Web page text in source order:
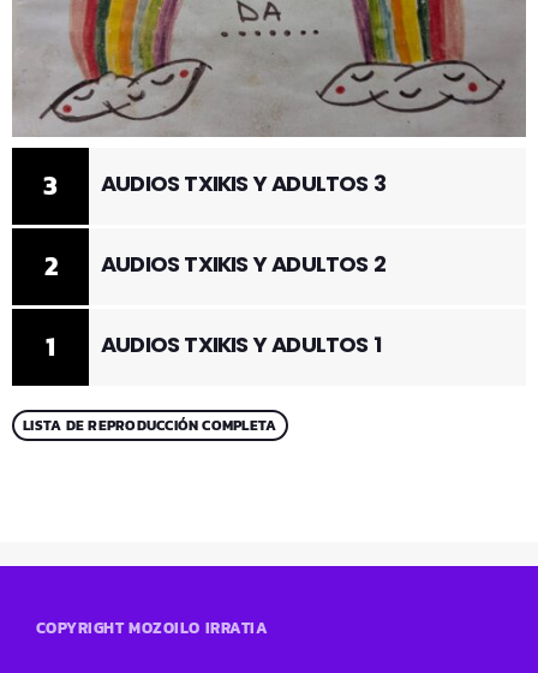
1 AUDIOS TXIKIS Y ADULTOS 1
2 AUDIOS TXIKIS Y ADULTOS 2
3 AUDIOS TXIKIS Y ADULTOS 3
LISTA DE REPRODUCCIÓN COMPLETA
COPYRIGHT MOZOILO IRRATIA